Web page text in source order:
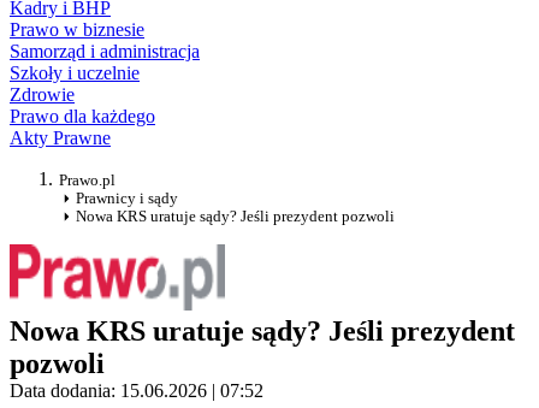
Kadry i BHP
Prawo w biznesie
Samorząd i administracja
Szkoły i uczelnie
Zdrowie
Prawo dla każdego
Akty Prawne
Prawo.pl
Prawnicy i sądy
Nowa KRS uratuje sądy? Jeśli prezydent pozwoli
Nowa KRS uratuje sądy? Jeśli prezydent
pozwoli
Data dodania: 15.06.2026 | 07:52